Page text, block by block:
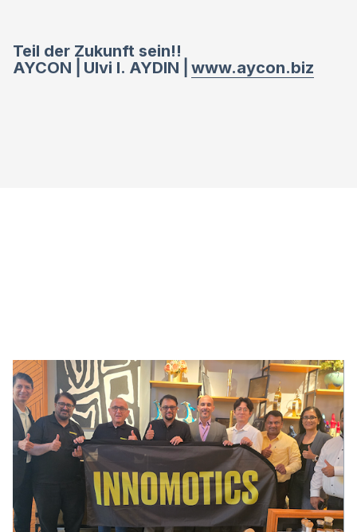
Teil der Zukunft sein!!
AYCON ⎜Ulvi I. AYDIN ⎜ www.aycon.biz